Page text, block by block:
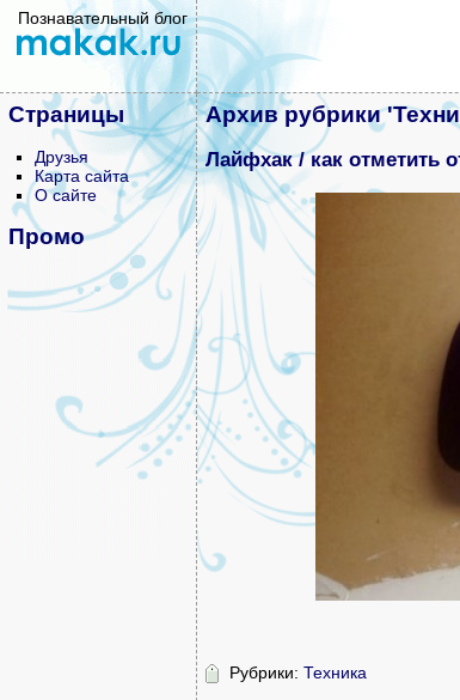
Познавательный блог
Страницы
Друзья
Карта сайта
О сайте
Промо
Архив рубрики
Лайфхак / как отметить
Рубрики: Техника